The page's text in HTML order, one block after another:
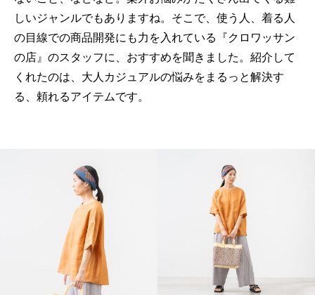
しいジャンルでもありますね。そこで、使う人、着る人
の目線での商品開発にも力を入れている『クロワッサン
の店』のスタッフに、おすすめを聞きました。紹介して
くれたのは、大人カジュアルの悩みをまるっと解決す
る、頼れるアイテムです。